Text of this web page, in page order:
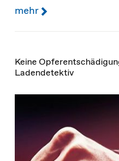
mehr
Keine
Ladendetektiv